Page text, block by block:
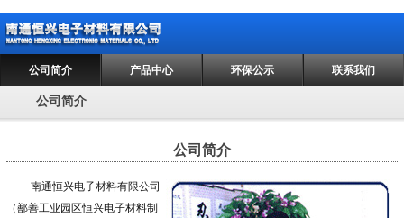
公司简介 产品中心 环保公示 联系我们
公司简介
公司简介
南通恒兴电子材料有限公司
（鄯善工业园区恒兴电子材料制